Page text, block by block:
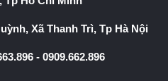
Xã Thanh Trì, Tp Hà Nội
- 0909.662.896